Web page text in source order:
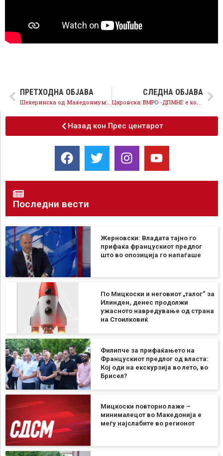
ПРЕТХОДНА ОБЈАВА СЛЕДНА ОБЈАВА
Назад кон Прес центарот
Последни вести
Жерновски: Владата тајно го
прифаќа францускиот предлог
што во опозиција го напаѓаше
По Мицкоски и неговиот „талог“ за
Илинден, денес продолжи
ужасното навредување од страна
на Стоилковиќ
Филипче за прифаќањето на
Францускиот предлог од власта:
Кој оди на екскурзија во лето, во
Брисел?
Мицкоски повторно лаже –
минималецот во Македонија е
меѓу најслабите во регионот